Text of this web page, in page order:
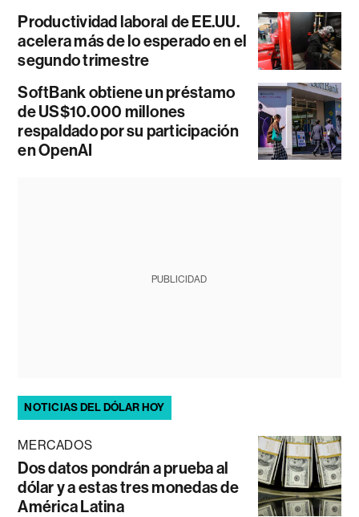
Productividad laboral de EE.UU.
acelera más de lo esperado en el
segundo trimestre
SoftBank obtiene un préstamo
de US$10.000 millones
respaldado por su participación
en OpenAI
PUBLICIDAD
NOTICIAS DEL DÓLAR HOY
MERCADOS
Dos datos pondrán a prueba al
dólar y a estas tres monedas de
América Latina